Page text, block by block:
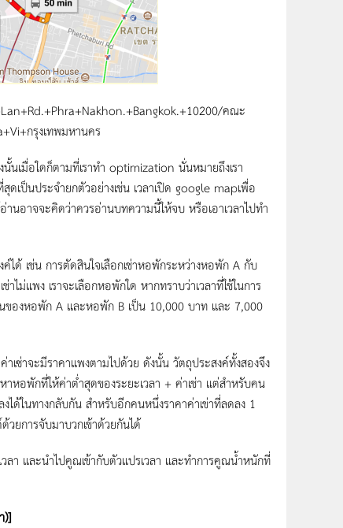
คณะ
กรุงเทพมหานคร
ใดก็ตามที่เราทำ optimization นั่นหมายถึงเรา
เป็นประจำยกตัวอย่างเช่น เวลาเปิด google mapเพื่อ
นอาจจะคิดว่าควรอ่านบทความนี้ให้จบ หรือเอาเวลาไปทำ
เช่น การตัดสินใจเลือกเช่าหอพักระหว่างหอพัก A กับ
ไม่แพง เราจะเลือกหอพักใด หากทราบว่าเวลาที่ใช้ในการ
ของหอพัก A และหอพัก B เป็น 10,000 บาท และ 7,000
จะมีราคาแพงตามไปด้วย ดังนั้น วัตถุประสงค์ทั้งสองจึง
าหอพักที่ให้ค่าต่ำสุดของระยะเวลา + ค่าเช่า แต่สำหรับคน
ได้ในทางกลับกัน สำหรับอีกคนหนึ่งราคาค่าเข่าที่ลดลง 1
วยการจับมาบวกเข้าด้วยกันได้
และนำไปคูณเข้ากับตัวแปรเวลา และทำการคูณน้ำหนักที่
)]